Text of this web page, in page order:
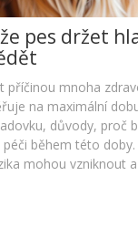
pes držet
příčinou mnoha
na maximální
důvody, proč
během této
mohou vzniknout
zdravého.